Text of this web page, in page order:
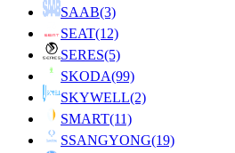
SAAB(3)
SEAT(12)
SERES(5)
SKODA(99)
SKYWELL(2)
SMART(11)
SSANGYONG(19)